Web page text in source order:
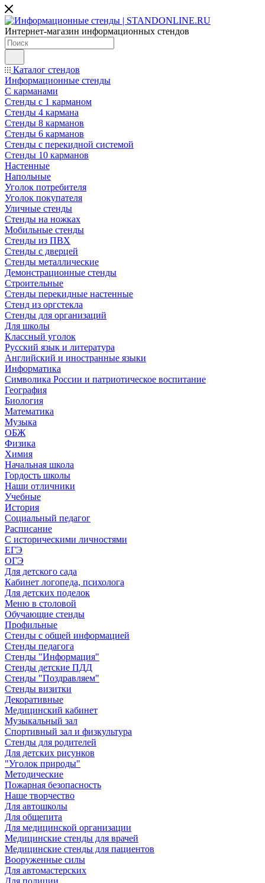
Интернет-магазин информационных стендов
Каталог стендов
Информационные стенды
С карманами
Стенды с 1 карманом
Стенды 4 кармана
Стенды 8 карманов
Стенды 6 карманов
Стенды с перекидной системой
Стенды 10 карманов
Настенные
Напольные
Уголок потребителя
Уголок покупателя
Уличные стенды
Стенды на ножках
Мобильные стенды
Стенды из ПВХ
Стенды с дверцей
Стенды металлические
Демонстрационные стенды
Строительные
Стенды перекидные настенные
Стенд из оргстекла
Стенды для организаций
Для школы
Классный уголок
Русский язык и литература
Английский и иностранные языки
Информатика
Символика России и патриотическое воспитание
География
Биология
Математика
Музыка
ОБЖ
Физика
Химия
Начальная школа
Гордость школы
Наши отличники
Учебные
История
Социальный педагог
Расписание
С историческими личностями
ЕГЭ
ОГЭ
Для детского сада
Кабинет логопеда, психолога
Для детских поделок
Меню в столовой
Обучающие стенды
Профильные
Стенды с общей информацией
Стенды педагога
Стенды "Информация"
Стенды детские ПДД
Стенды "Поздравляем"
Стенды визитки
Декоративные
Медицинский кабинет
Музыкальный зал
Спортивный зал и физкультура
Стенды для родителей
Для детских рисунков
"Уголок природы"
Методические
Пожарная безопасность
Наше творчество
Для автошколы
Для общепита
Для медицинской организации
Медицинские стенды для врачей
Медицинские стенды для пациентов
Вооруженные силы
Для автомастерских
Для полиции